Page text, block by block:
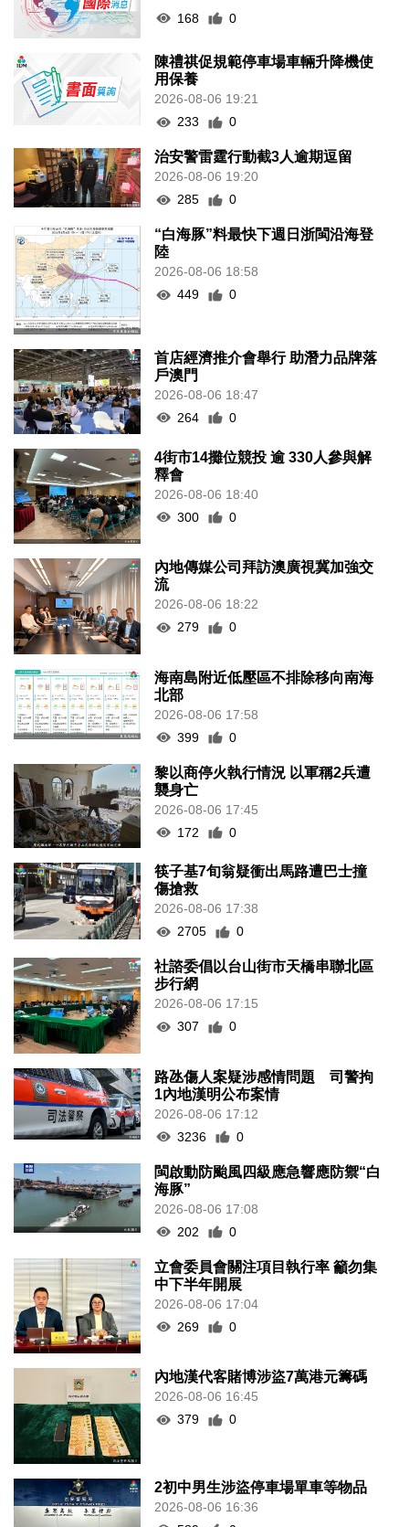
168
0
陳禮祺促規範停車場車輛升降機使
用保養
2026-08-06 19:21
233
0
治安警雷霆行動截3人逾期逗留
2026-08-06 19:20
285
0
“白海豚”料最快下週日浙閩沿海登
陸
2026-08-06 18:58
449
0
首店經濟推介會舉行 助潛力品牌落
戶澳門
2026-08-06 18:47
264
0
4街市14攤位競投 逾 330人參與解
釋會
2026-08-06 18:40
300
0
內地傳媒公司拜訪澳廣視冀加強交
流
2026-08-06 18:22
279
0
海南島附近低壓區不排除移向南海
北部
2026-08-06 17:58
399
0
黎以商停火執行情況 以軍稱2兵遭
襲身亡
2026-08-06 17:45
172
0
筷子基7旬翁疑衝出馬路遭巴士撞
傷搶救
2026-08-06 17:38
2705
0
社諮委倡以台山街市天橋串聯北區
步行網
2026-08-06 17:15
307
0
路氹傷人案疑涉感情問題 司警拘
1內地漢明公布案情
2026-08-06 17:12
3236
0
閩啟動防颱風四級應急響應防禦“白
海豚”
2026-08-06 17:08
202
0
立會委員會關注項目執行率 籲勿集
中下半年開展
2026-08-06 17:04
269
0
內地漢代客賭博涉盜7萬港元籌碼
2026-08-06 16:45
379
0
2初中男生涉盜停車場單車等物品
2026-08-06 16:36